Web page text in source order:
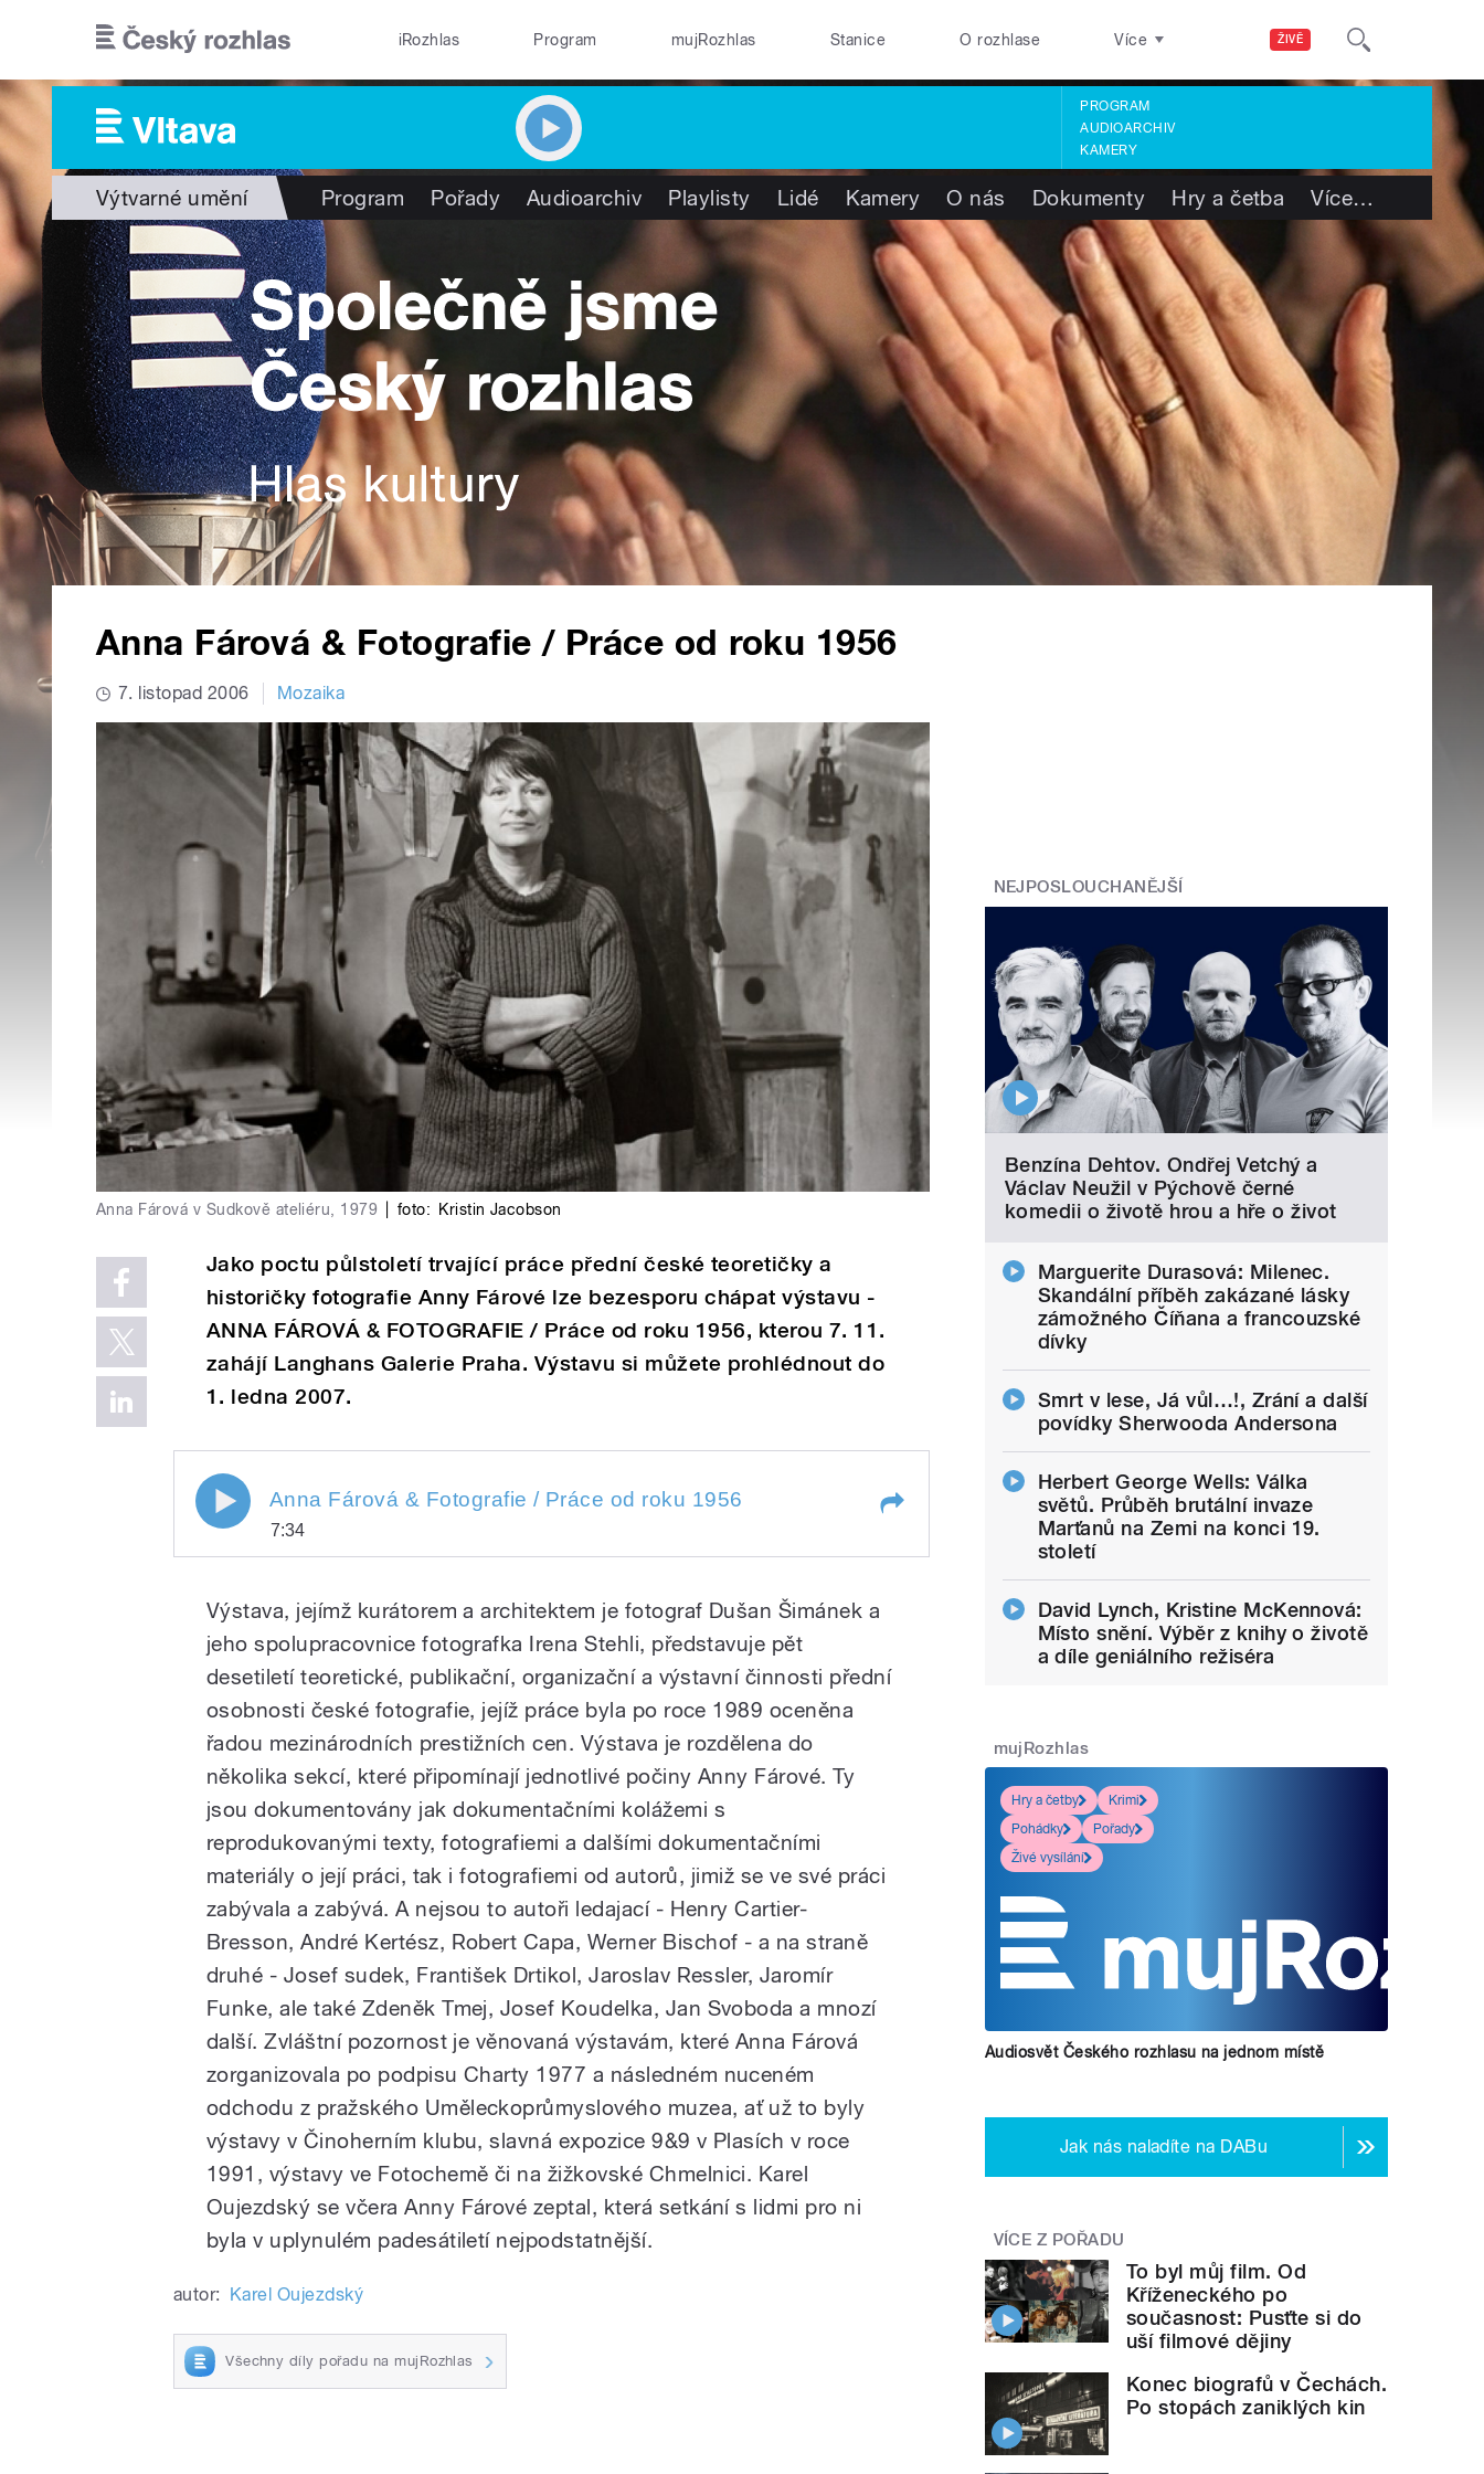
ŽIVĚ
iRozhlas Program mujRozhlas Stanice O rozhlase Více
PROGRAM
AUDIOARCHIV
KAMERY
Výtvarné umění Program Pořady Audioarchiv Playlisty Lidé Kamery O nás Dokumenty Hry a četba Více…
Anna Fárová & Fotografie / Práce od roku 1956
7. listopad 2006 Mozaika
Anna Fárová v Sudkově ateliéru, 1979 foto: Kristin Jacobson
Jako poctu půlstoletí trvající práce přední české teoretičky a
historičky fotografie Anny Fárové lze bezesporu chápat výstavu -
ANNA FÁROVÁ & FOTOGRAFIE / Práce od roku 1956, kterou 7. 11.
zahájí Langhans Galerie Praha. Výstavu si můžete prohlédnout do
1. ledna 2007.
Anna Fárová & Fotografie / Práce od roku 1956
Anna Fárová & Fotografie / Práce od roku 1956
7:34
Výstava, jejímž kurátorem a architektem je fotograf Dušan Šimánek a
jeho spolupracovnice fotografka Irena Stehli, představuje pět
desetiletí teoretické, publikační, organizační a výstavní činnosti přední
osobnosti české fotografie, jejíž práce byla po roce 1989 oceněna
řadou mezinárodních prestižních cen. Výstava je rozdělena do
několika sekcí, které připomínají jednotlivé počiny Anny Fárové. Ty
jsou dokumentovány jak dokumentačními kolážemi s
reprodukovanými texty, fotografiemi a dalšími dokumentačními
materiály o její práci, tak i fotografiemi od autorů, jimiž se ve své práci
zabývala a zabývá. A nejsou to autoři ledajací - Henry Cartier-
Bresson, André Kertész, Robert Capa, Werner Bischof - a na straně
druhé - Josef sudek, František Drtikol, Jaroslav Ressler, Jaromír
Funke, ale také Zdeněk Tmej, Josef Koudelka, Jan Svoboda a mnozí
další. Zvláštní pozornost je věnovaná výstavám, které Anna Fárová
zorganizovala po podpisu Charty 1977 a následném nuceném
odchodu z pražského Uměleckoprůmyslového muzea, ať už to byly
výstavy v Činoherním klubu, slavná expozice 9&9 v Plasích v roce
1991, výstavy ve Fotochemě či na žižkovské Chmelnici. Karel
Oujezdský se včera Anny Fárové zeptal, která setkání s lidmi pro ni
byla v uplynulém padesátiletí nejpodstatnější.
autor: Karel Oujezdský
Všechny díly pořadu na mujRozhlas
NEJPOSLOUCHANĚJŠÍ
Benzína Dehtov. Ondřej Vetchý a
Václav Neužil v Pýchově černé
komedii o životě hrou a hře o život
Marguerite Durasová: Milenec.
Skandální příběh zakázané lásky
zámožného Číňana a francouzské
dívky
Smrt v lese, Já vůl…!, Zrání a další
povídky Sherwooda Andersona
Herbert George Wells: Válka
světů. Průběh brutální invaze
Marťanů na Zemi na konci 19.
století
David Lynch, Kristine McKennová:
Místo snění. Výběr z knihy o životě
a díle geniálního režiséra
mujRozhlas
Hry a četby
Krimi
Pohádky
Pořady
Živé vysílání
Audiosvět Českého rozhlasu na jednom místě
Jak nás naladíte na DABu
VÍCE Z POŘADU
To byl můj film. Od
Kříženeckého po
současnost: Pusťte si do
uší filmové dějiny
Konec biografů v Čechách.
Po stopách zaniklých kin